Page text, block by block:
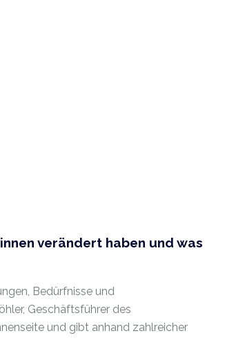
verändert haben und was
Bedürfnisse und
Geschäftsführer des
und gibt anhand zahlreicher